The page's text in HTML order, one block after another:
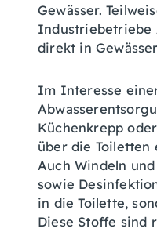
Gewässer.
Industriebetriebe
direkt in
Im Interesse
Küchenkrepp
über die Toiletten
Auch Windeln
sowie
in die Toilette,
Diese Stoffe sind